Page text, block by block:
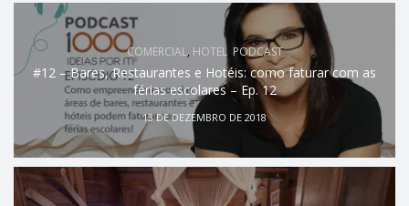
COMERCIAL, HOTEL, PODCAST
#12 – Bares, Restaurantes e Hotéis: como faturar com as
férias escolares – Ep. 12
13 DE DEZEMBRO DE 2018